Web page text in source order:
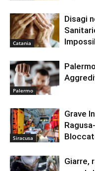
Catania
Disagi
Palermo
Siracusa
Grave
Giarre,